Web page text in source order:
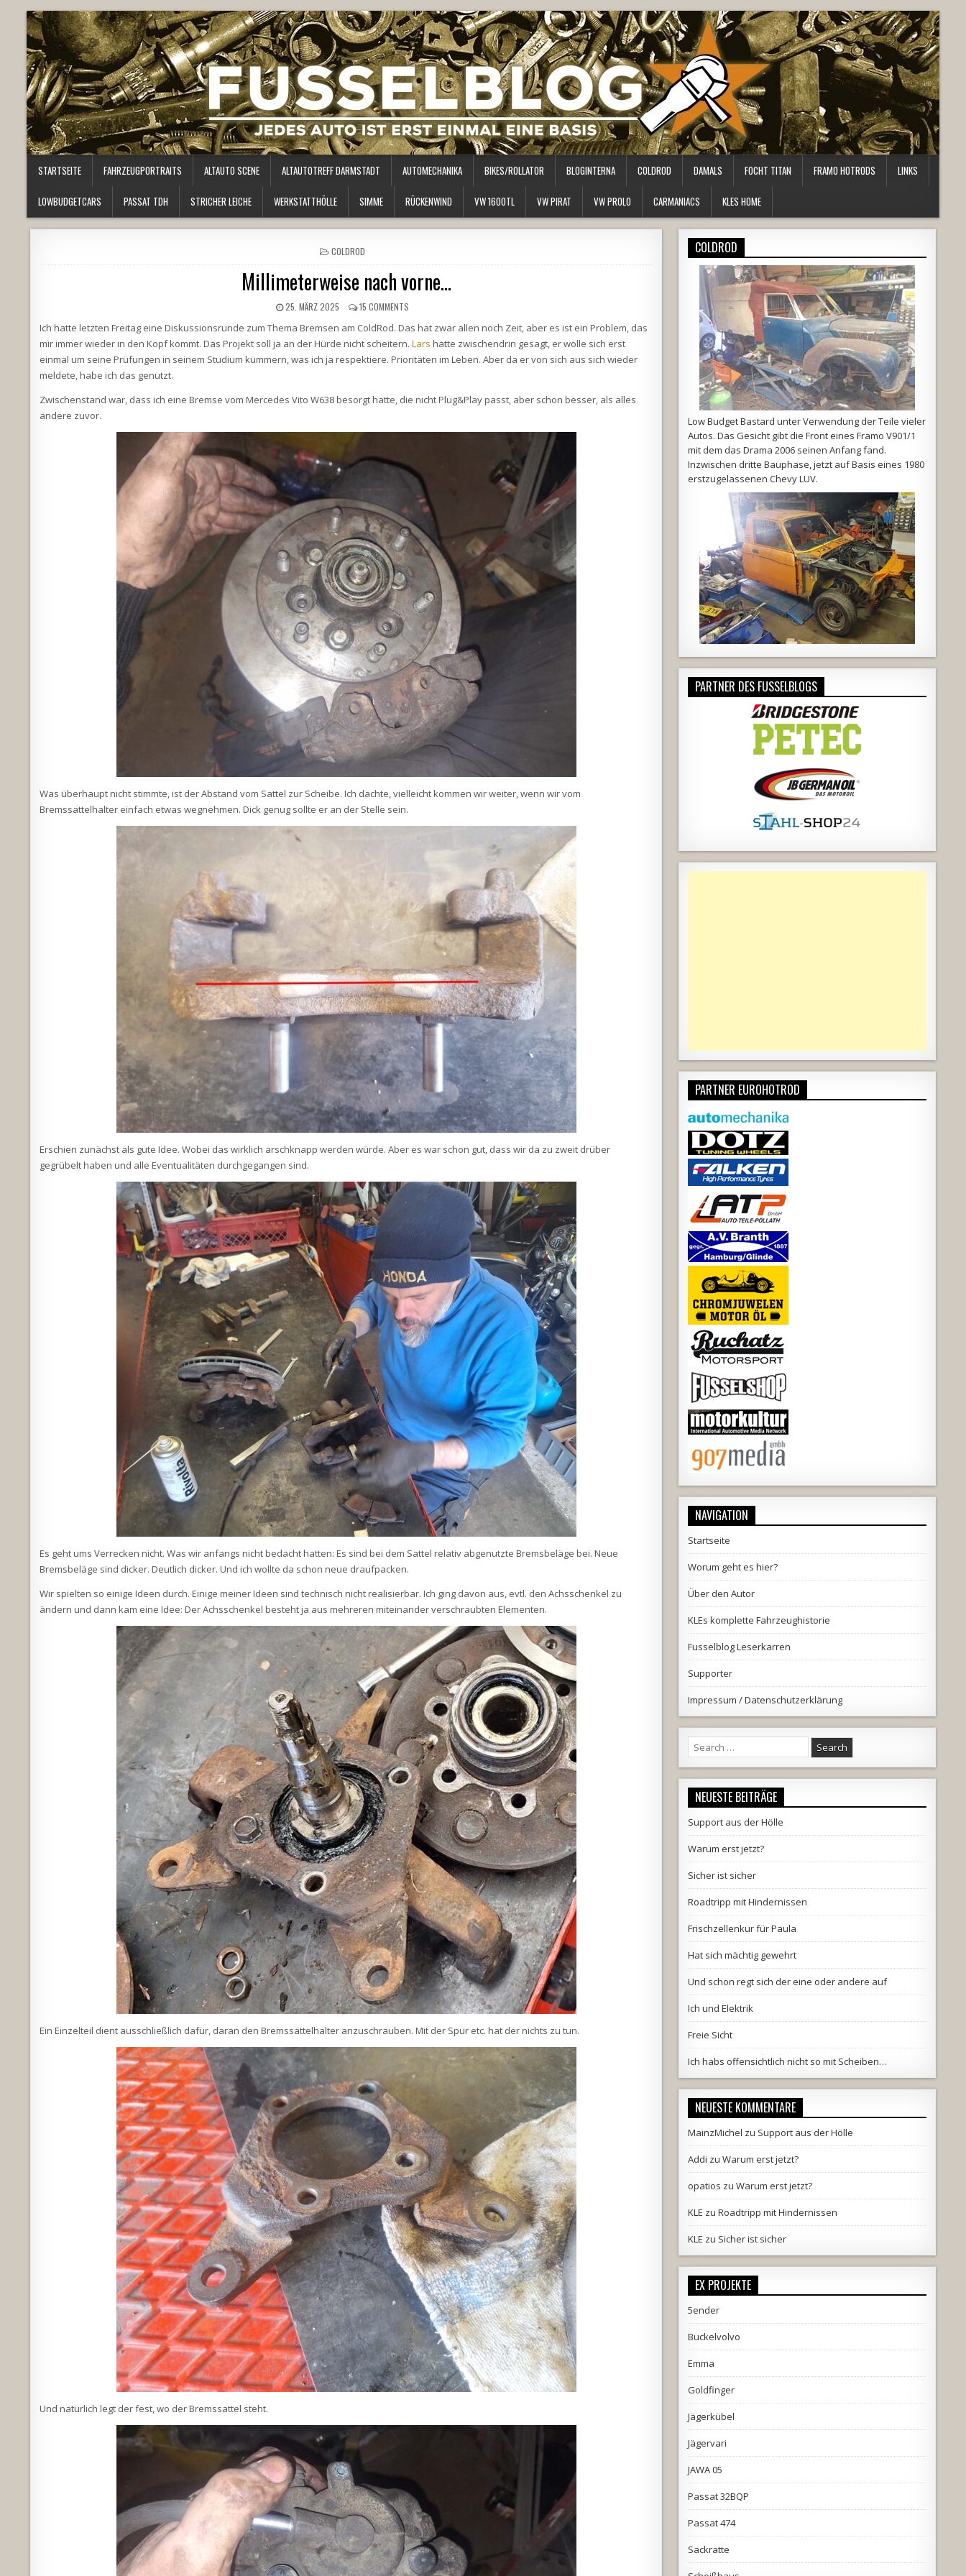
STARTSEITE FAHRZEUGPORTRAITS ALTAUTO SCENE ALTAUTOTREFF DARMSTADT AUTOMECHANIKA BIKES/ROLLATOR BLOGINTERNA COLDROD DAMALS FOCHT TITAN FRAMO HOTRODS LINKS
LOWBUDGETCARS PASSAT TDH STRICHER LEICHE WERKSTATTHÖLLE SIMME RÜCKENWIND VW 1600TL VW PIRAT VW PROLO CARMANIACS KLES HOME
POSTED
IN
COLDROD
Millimeterweise nach vorne…
25. MÄRZ 2025 15 COMMENTS
Ich hatte letzten Freitag eine Diskussionsrunde zum Thema Bremsen am ColdRod. Das hat zwar allen noch Zeit, aber es ist ein Problem, das
mir immer wieder in den Kopf kommt. Das Projekt soll ja an der Hürde nicht scheitern. Lars hatte zwischendrin gesagt, er wolle sich erst
einmal um seine Prüfungen in seinem Studium kümmern, was ich ja respektiere. Prioritäten im Leben. Aber da er von sich aus sich wieder
meldete, habe ich das genutzt.
Zwischenstand war, dass ich eine Bremse vom Mercedes Vito W638 besorgt hatte, die nicht Plug&Play passt, aber schon besser, als alles
andere zuvor.
Was überhaupt nicht stimmte, ist der Abstand vom Sattel zur Scheibe. Ich dachte, vielleicht kommen wir weiter, wenn wir vom
Bremssattelhalter einfach etwas wegnehmen. Dick genug sollte er an der Stelle sein.
Erschien zunächst als gute Idee. Wobei das wirklich arschknapp werden würde. Aber es war schon gut, dass wir da zu zweit drüber
gegrübelt haben und alle Eventualitäten durchgegangen sind.
Es geht ums Verrecken nicht. Was wir anfangs nicht bedacht hatten: Es sind bei dem Sattel relativ abgenutzte Bremsbeläge bei. Neue
Bremsbeläge sind dicker. Deutlich dicker. Und ich wollte da schon neue draufpacken.
Wir spielten so einige Ideen durch. Einige meiner Ideen sind technisch nicht realisierbar. Ich ging davon aus, evtl. den Achsschenkel zu
ändern und dann kam eine Idee: Der Achsschenkel besteht ja aus mehreren miteinander verschraubten Elementen.
Ein Einzelteil dient ausschließlich dafür, daran den Bremssattelhalter anzuschrauben. Mit der Spur etc. hat der nichts zu tun.
Und natürlich legt der fest, wo der Bremssattel steht.
COLDROD
Low Budget Bastard unter Verwendung der Teile vieler
Autos. Das Gesicht gibt die Front eines Framo V901/1
mit dem das Drama 2006 seinen Anfang fand.
Inzwischen dritte Bauphase, jetzt auf Basis eines 1980
erstzugelassenen Chevy LUV.
PARTNER DES FUSSELBLOGS
PARTNER EUROHOTROD
NAVIGATION
Startseite
Worum geht es hier?
Über den Autor
KLEs komplette Fahrzeughistorie
Fusselblog Leserkarren
Supporter
Impressum / Datenschutzerklärung
Search
for:
NEUESTE BEITRÄGE
Support aus der Hölle
Warum erst jetzt?
Sicher ist sicher
Roadtripp mit Hindernissen
Frischzellenkur für Paula
Hat sich mächtig gewehrt
Und schon regt sich der eine oder andere auf
Ich und Elektrik
Freie Sicht
Ich habs offensichtlich nicht so mit Scheiben…
NEUESTE KOMMENTARE
MainzMichel zu Support aus der Hölle
Addi zu Warum erst jetzt?
opatios zu Warum erst jetzt?
KLE zu Roadtripp mit Hindernissen
KLE zu Sicher ist sicher
EX PROJEKTE
5ender
Buckelvolvo
Emma
Goldfinger
Jägerkübel
Jägervari
JAWA 05
Passat 32BQP
Passat 474
Sackratte